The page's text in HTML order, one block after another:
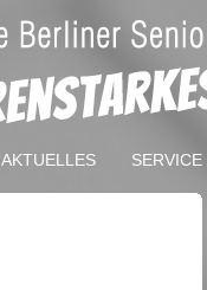
AKTUELLES SERVICE